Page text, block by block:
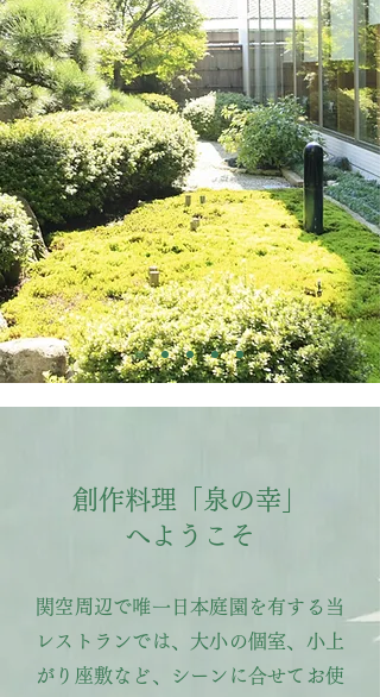
創作料理「泉の幸」
​へようこそ
関空周辺で唯一日本庭園を有する当
レストランでは、大小の個室、小上
がり座敷など、シーンに合せてお使